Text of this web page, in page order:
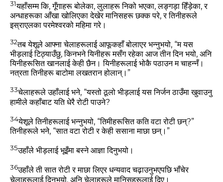
31यहाँसम्‍म कि, गूँगाहरू बोलेका, लुलाहरू निको भएका, लङ्गड़ा हिँड़ेका, र
अन्‍धाहरूका आँखा खोलिएका देखेर मानिसहरू छक्‍क परे, र तिनीहरूले
इस्राएलका परमेश्‍वरको महिमा गरे।
32तब येशूले आफ्‍ना चेलाहरूलाई आफूकहाँ बोलाएर भन्‍नुभयो, “म यस
भीड़लाई टिठ्याउँछु, किनभने यिनीहरू मसँग रहेका आज तीन दिन भयो, अनि
यिनीहरूसित खानलाई केही छैन। यिनीहरूलाई भोकै पठाउन म चाहन्‍नँ।
नत्रता तिनीहरू बाटोमा लखतरान होलान्‌।”
33चेलाहरूले उहाँलाई भने, “यस्‍तो ठूलो भीड़लाई यस निर्जन ठाउँमा खुवाउनु
हामीले कहाँबाट यति धेरै रोटी पाउने?
34येशूले तिनीहरूलाई भन्‍नुभयो, “तिमीहरूसित कति वटा रोटी छन्‌?”
तिनीहरूले भने, “सात वटा रोटी र केही ससाना माछा छन्‌।”
35उहाँले भीड़लाई भूइँमा बस्‍ने आज्ञा दिनुभयो।
36उहाँले ती सात रोटी र माछा लिएर धन्‍यवाद चढ़ाउनुभएपछि भाँचेर
चेलाहरूलाई दिनुभयो, अनि चेलाहरूले मानिसहरूलाई दिए।